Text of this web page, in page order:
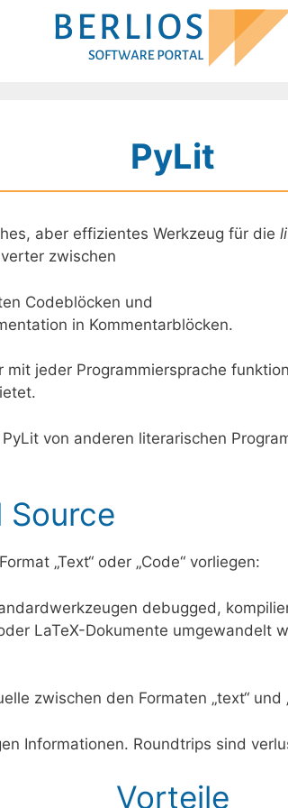
PyLit
aber effizientes Werkzeug für die
zwischen
Codeblöcken und
in Kommentarblöcken.
jeder Programmiersprache
von anderen literarischen
Source
„Text“ oder „Code“ vorliegen:
debugged,
LaTeX-Dokumente
zwischen den Formaten „text“ und
Informationen. Roundtrips sind
Vorteile